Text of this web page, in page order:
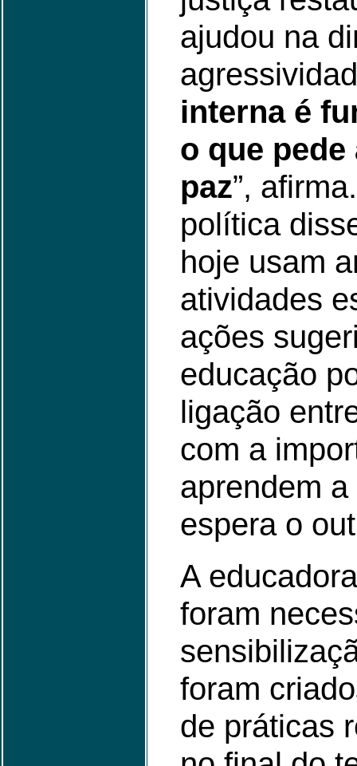
ajudou na
interna é
o que
paz”,
política
hoje usam
atividades
ações
educação
ligação
com a
aprendem
espera o
A
foram
foram
de práticas